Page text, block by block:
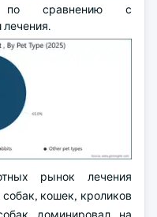
по сравнению с
рынок лечения
кошек, кроликов